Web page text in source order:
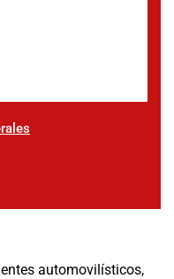
automovilísticos,